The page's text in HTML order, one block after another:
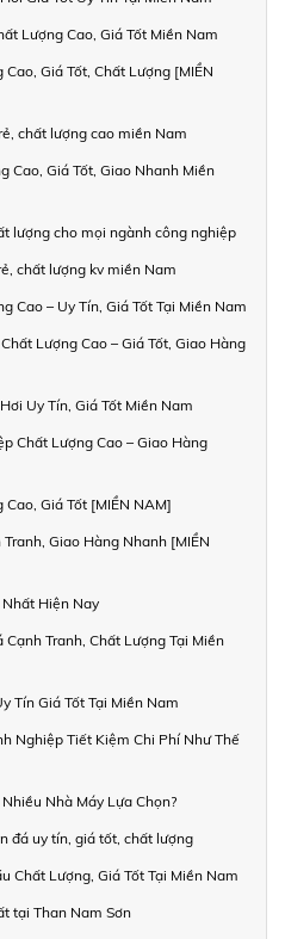
Lượng Cao, Giá Tốt Miền Nam
Giá Tốt, Chất Lượng [MIỀN
chất lượng cao miền Nam
Cao, Giá Tốt, Giao Nhanh Miền
lượng cho mọi ngành công nghiệp
chất lượng kv miền Nam
Cao – Uy Tín, Giá Tốt Tại Miền Nam
Lượng Cao – Giá Tốt, Giao Hàng
Uy Tín, Giá Tốt Miền Nam
Chất Lượng Cao – Giao Hàng
Giá Tốt [MIỀN NAM]
Giao Hàng Nhanh [MIỀN
Hiện Nay
Tranh, Chất Lượng Tại Miền
Tín Giá Tốt Tại Miền Nam
Nghiệp Tiết Kiệm Chi Phí Như Thế
Nhà Máy Lựa Chọn?
đá uy tín, giá tốt, chất lượng
Chất Lượng, Giá Tốt Tại Miền Nam
tại Than Nam Sơn